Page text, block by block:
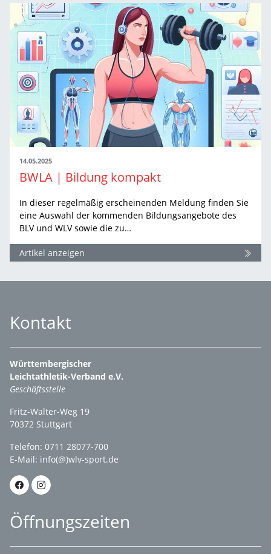
14.05.2025
BWLA | Bildung kompakt
In dieser regelmäßig erscheinenden Meldung finden Sie
eine Auswahl der kommenden Bildungsangebote des
BLV und WLV sowie die zu…
Artikel anzeigen
Kontakt
Württembergischer
Leichtathletik-Verband e.V.
Geschäftsstelle
Fritz-Walter-Weg 19
70372 Stuttgart
Telefon: 0711 28077-700
E-Mail: info(@)wlv-sport.de
Öffnungszeiten